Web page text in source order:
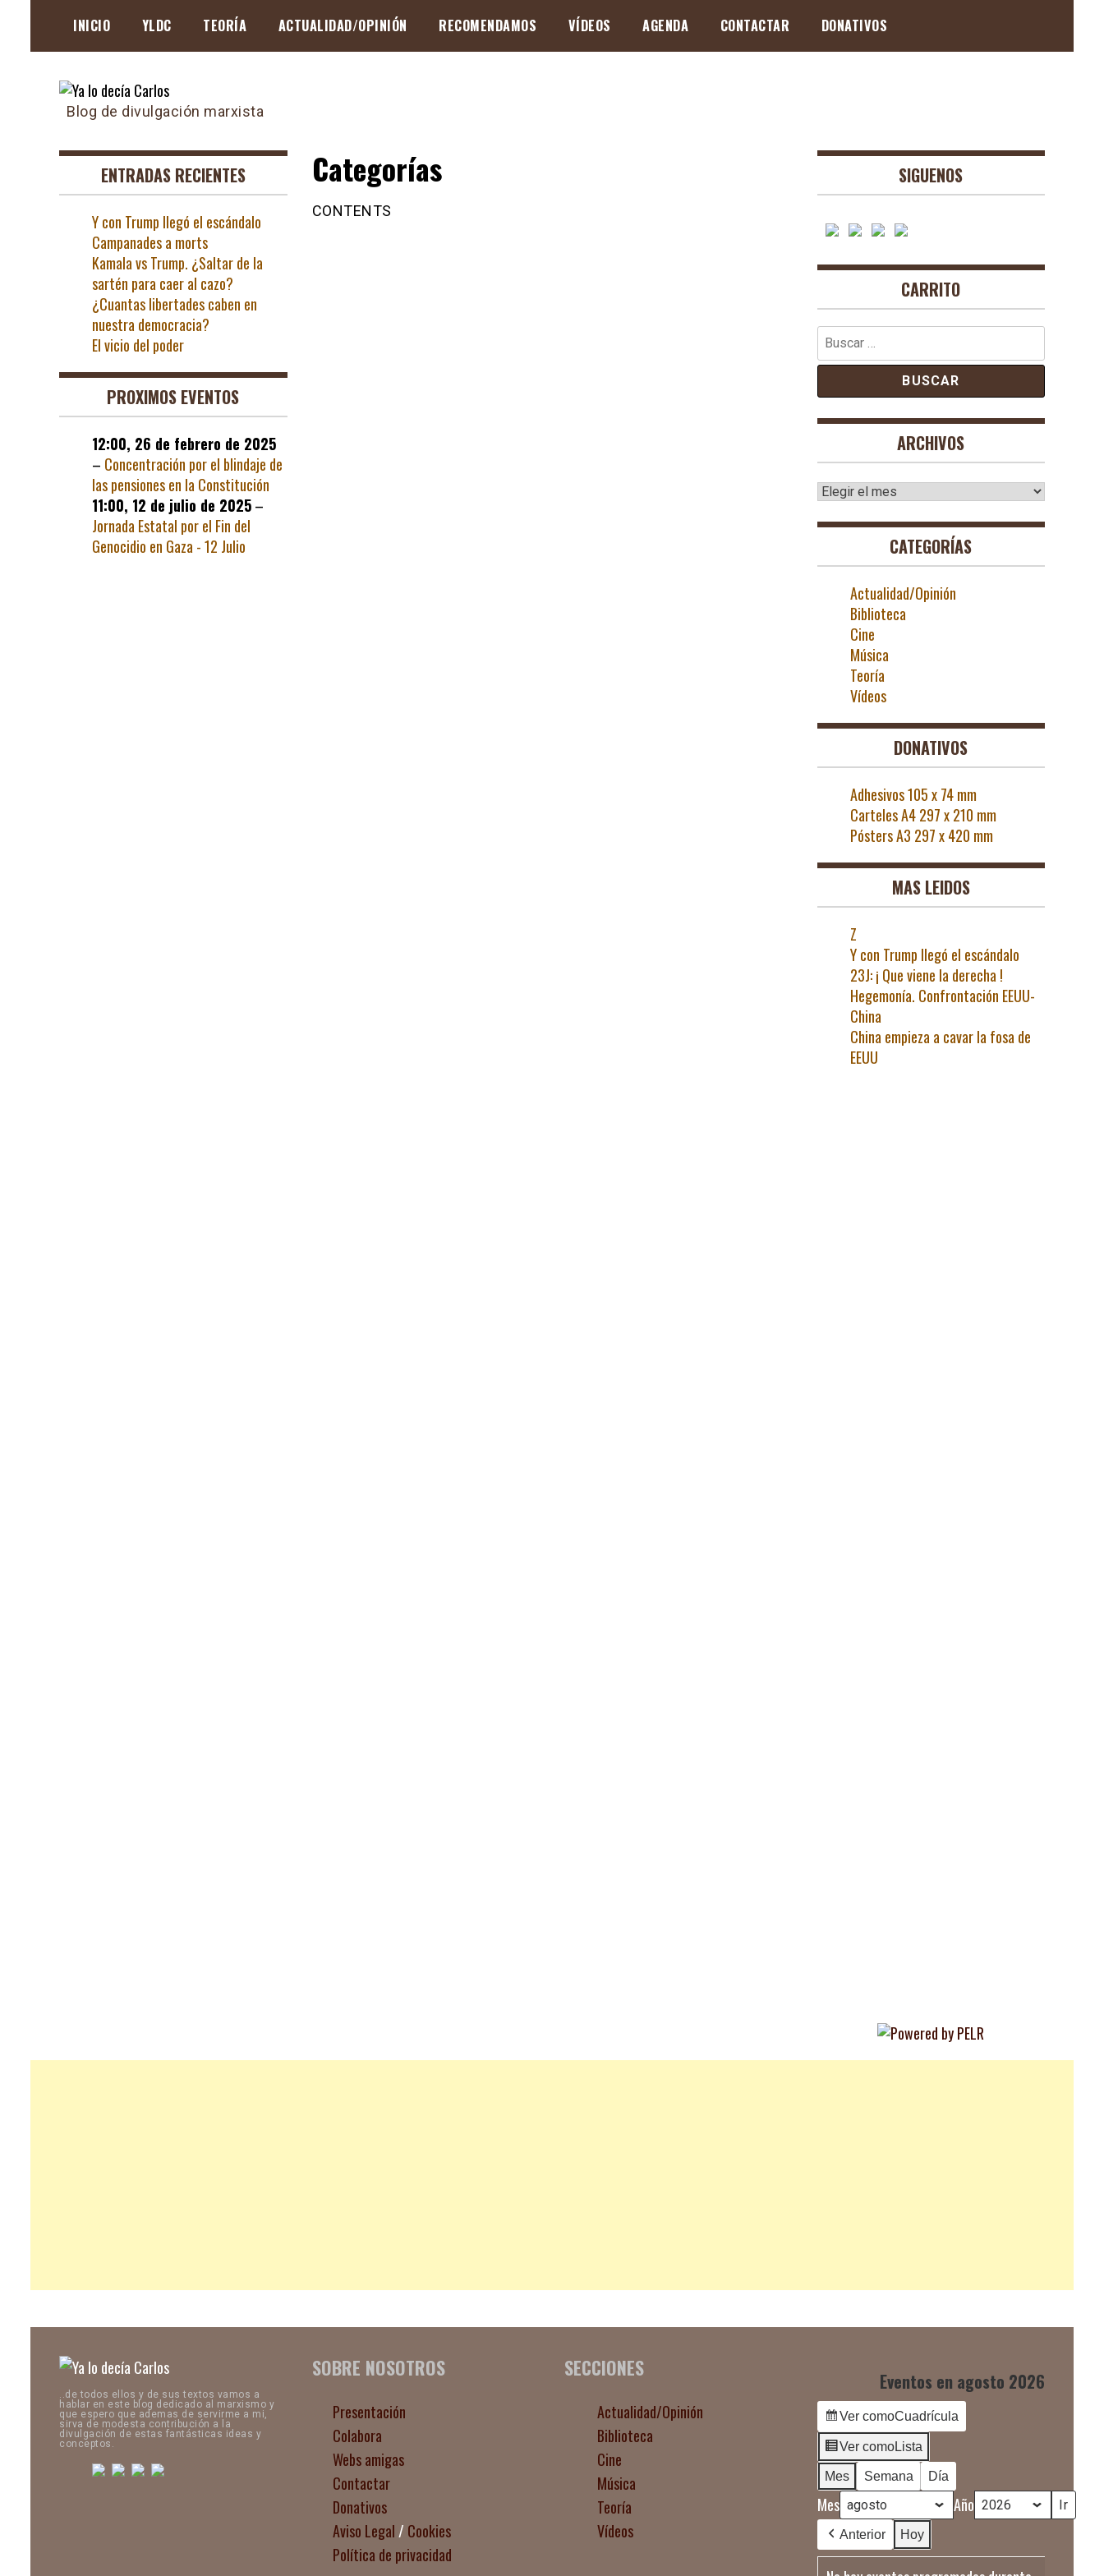
content
INICIO YLDC TEORÍA ACTUALIDAD/OPINIÓN RECOMENDAMOS VÍDEOS AGENDA CONTACTAR DONATIVOS
Blog de divulgación marxista
Categorías
CONTENTS
ENTRADAS RECIENTES
Y con Trump llegó el escándalo
Campanades a morts
Kamala vs Trump. ¿Saltar de la
sartén para caer al cazo?
¿Cuantas libertades caben en
nuestra democracia?
El vicio del poder
PROXIMOS EVENTOS
12:00, 26 de febrero de 2025
– Concentración por el blindaje de
las pensiones en la Constitución
11:00, 12 de julio de 2025–
Jornada Estatal por el Fin del
Genocidio en Gaza - 12 Julio
SIGUENOS
CARRITO
Buscar:
ARCHIVOS
Archivos
CATEGORÍAS
Actualidad/Opinión
Biblioteca
Cine
Música
Teoría
Vídeos
DONATIVOS
Adhesivos 105 x 74 mm
Carteles A4 297 x 210 mm
Pósters A3 297 x 420 mm
MAS LEIDOS
Z
Y con Trump llegó el escándalo
23J: ¡ Que viene la derecha !
Hegemonía. Confrontación EEUU-
China
China empieza a cavar la fosa de
EEUU
..de todos ellos y de sus textos vamos a
hablar en este blog dedicado al marxismo y
que espero que ademas de servirme a mi,
sirva de modesta contribución a la
divulgación de estas fantásticas ideas y
conceptos.
SOBRE NOSOTROS
Presentación
Colabora
Webs amigas
Contactar
Donativos
Aviso Legal / Cookies
Política de privacidad
SECCIONES
Actualidad/Opinión
Biblioteca
Cine
Música
Teoría
Vídeos
Eventos en agosto 2026
Ver comoCuadrícula
Ver comoLista
Mes Semana Día
Mes Año
Anterior Hoy